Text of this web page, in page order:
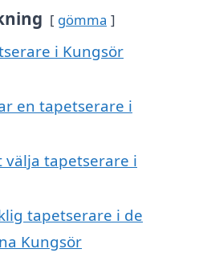
gömma
i Kungsör
en tapetserare i
välja tapetserare i
tapetserare i de
Kungsör